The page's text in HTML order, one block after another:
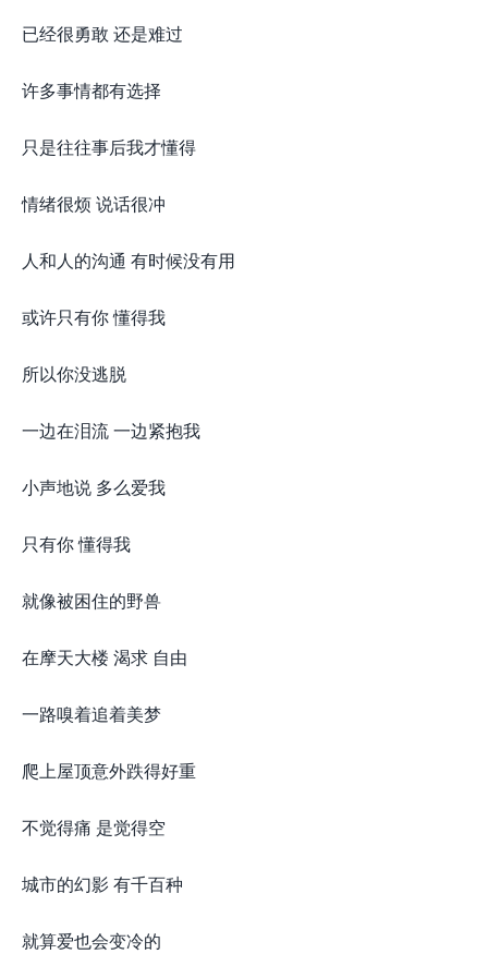
已经很勇敢 还是难过
许多事情都有选择
只是往往事后我才懂得
情绪很烦 说话很冲
人和人的沟通 有时候没有用
或许只有你 懂得我
所以你没逃脱
一边在泪流 一边紧抱我
小声地说 多么爱我
只有你 懂得我
就像被困住的野兽
在摩天大楼 渴求 自由
一路嗅着追着美梦
爬上屋顶意外跌得好重
不觉得痛 是觉得空
城市的幻影 有千百种
就算爱也会变冷的